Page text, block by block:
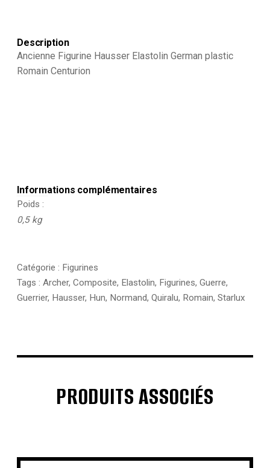
Description
Ancienne Figurine Hausser Elastolin German plastic
Romain Centurion
Informations complémentaires
Poids
0,5 kg
Catégorie : Figurines
Tags : Archer, Composite, Elastolin, Figurines, Guerre,
Guerrier, Hausser, Hun, Normand, Quiralu, Romain, Starlux
PRODUITS ASSOCIÉS